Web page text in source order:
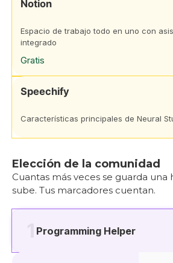
Notion
Espacio de trabajo todo en uno con
integrado
Gratis
Speechify
Características principales de Neural
Elección de la comunidad
Cuantas más veces se guarda una
sube. Tus marcadores cuentan.
Programming Helper